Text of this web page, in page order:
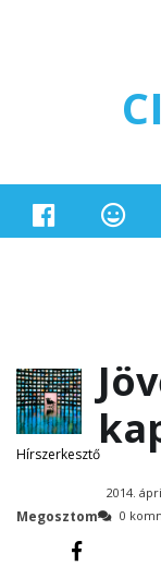
Hírszerkesztő
Megosztom
2014.
0